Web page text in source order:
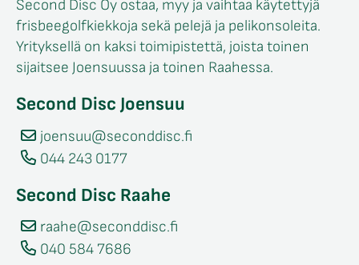
Second Disc Oy ostaa, myy ja vaihtaa käytettyjä
frisbeegolfkiekkoja sekä pelejä ja pelikonsoleita.
Yrityksellä on kaksi toimipistettä, joista toinen
sijaitsee Joensuussa ja toinen Raahessa.
Second Disc Joensuu
joensuu@seconddisc.fi
044 243 0177
Second Disc Raahe
raahe@seconddisc.fi
040 584 7686